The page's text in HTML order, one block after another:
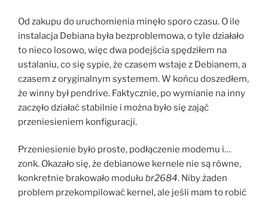
Od zakupu do uruchomienia minęło sporo czasu. O ile
instalacja Debiana była bezproblemowa, o tyle działało
to nieco losowo, więc dwa podejścia spędziłem na
ustalaniu, co się sypie, że czasem wstaje z Debianem, a
czasem z oryginalnym systemem. W końcu doszedłem,
że winny był pendrive. Faktycznie, po wymianie na inny
zaczęło działać stabilnie i można było się zająć
przeniesieniem konfiguracji.
Przeniesienie było proste, podłączenie modemu i…
zonk. Okazało się, że debianowe kernele nie są równe,
konkretnie brakowało modułu br2684. Niby żaden
problem przekompilować kernel, ale jeśli mam to robić